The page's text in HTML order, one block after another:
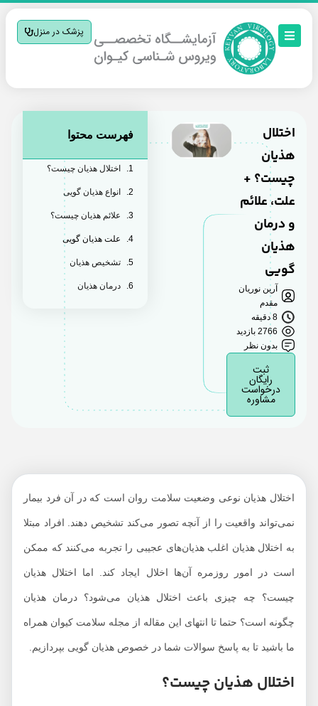
پزشک در منزل
اختلال
هذیان
چیست؟ +
علت، علائم
و درمان
هذیان
گویی
آرین نوریان
مقدم
8 دقیقه
2766 بازدید
بدون نظر
رایگان
درخواست
مشاوره
فهرست محتوا
اختلال هذیان چیست؟
انواع هذیان گویی
علائم هذیان چیست؟
علت هذیان گویی
تشخیص هذیان
درمان هذیان
اختلال هذیان نوعی وضعیت سلامت روان است که در آن فرد بیمار
نمی‌تواند واقعیت را از آنچه تصور می‌کند تشخیص دهند. افراد مبتلا
به اختلال هذیان اغلب هذیان‌های عجیبی را تجربه می‌کنند که ممکن
است در امور روزمره آن‌ها اخلال ایجاد کند. اما اختلال هذیان
چیست؟ چه چیزی باعث اختلال هذیان می‌شود؟ درمان هذیان
چگونه است؟ حتما تا انتهای این مقاله از مجله سلامت کیوان همراه
ما باشید تا به پاسخ سوالات شما در خصوص هذیان گویی بپردازیم.
اختلال هذیان چیست؟